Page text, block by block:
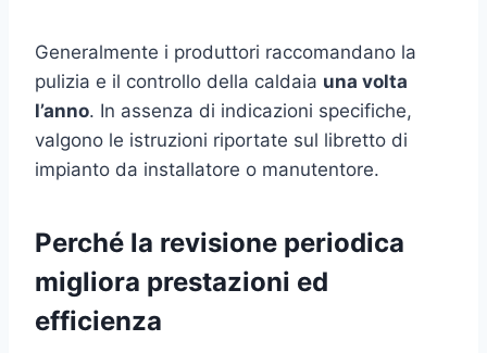
Generalmente i produttori raccomandano la
pulizia e il controllo della caldaia una volta
l’anno. In assenza di indicazioni specifiche,
valgono le istruzioni riportate sul libretto di
impianto da installatore o manutentore.
Perché la revisione periodica
migliora prestazioni ed
efficienza